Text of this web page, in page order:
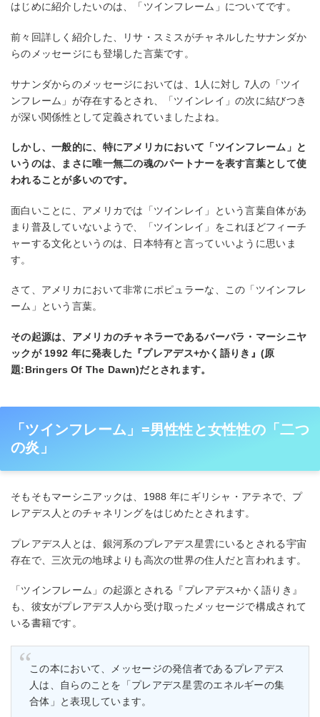
はじめに紹介したいのは、「ツインフレーム」についてです。
前々回詳しく紹介した、リサ・スミスがチャネルしたサナンダか
らのメッセージにも登場した言葉です。
サナンダからのメッセージにおいては、1人に対し 7人の「ツイ
ンフレーム」が存在するとされ、「ツインレイ」の次に結びつき
が深い関係性として定義されていましたよね。
しかし、一般的に、特にアメリカにおいて「ツインフレーム」と
いうのは、まさに唯一無二の魂のパートナーを表す言葉として使
われることが多いのです。
面白いことに、アメリカでは「ツインレイ」という言葉自体があ
まり普及していないようで、「ツインレイ」をこれほどフィーチ
ャーする文化というのは、日本特有と言っていいように思いま
す。
さて、アメリカにおいて非常にポピュラーな、この「ツインフレ
ーム」という言葉。
その起源は、アメリカのチャネラーであるバーバラ・マーシニヤ
ックが 1992 年に発表した『プレアデス+かく語りき』(原
題:Bringers Of The Dawn)だとされます。
「ツインフレーム」=男性性と女性性の「二つ
の炎」
そもそもマーシニアックは、1988 年にギリシャ・アテネで、プ
レアデス人とのチャネリングをはじめたとされます。
プレアデス人とは、銀河系のプレアデス星雲にいるとされる宇宙
存在で、三次元の地球よりも高次の世界の住人だと言われます。
「ツインフレーム」の起源とされる『プレアデス+かく語りき』
も、彼女がプレアデス人から受け取ったメッセージで構成されて
いる書籍です。
この本において、メッセージの発信者であるプレアデス
人は、自らのことを「プレアデス星雲のエネルギーの集
合体」と表現しています。